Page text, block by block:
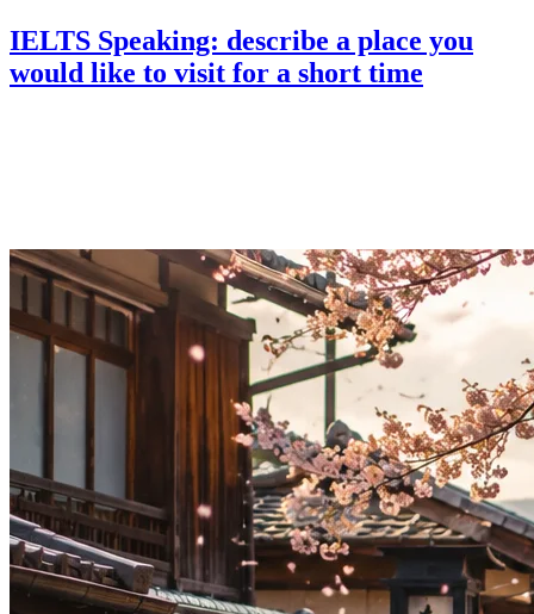
IELTS Speaking: describe a place you
would like to visit for a short time